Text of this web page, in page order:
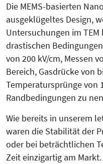
Die MEMS-basierten
ausgeklügeltes Design,
Untersuchungen im
drastischen
von 200 kV/cm, Messen
Bereich, Gasdrücke von
Temperatursprünge von
Randbedingungen zu
Wie bereits in unserem
waren die Sta­bi­lität der
oder bei beträchtlichen
Zeit einzigar­tig am Markt.